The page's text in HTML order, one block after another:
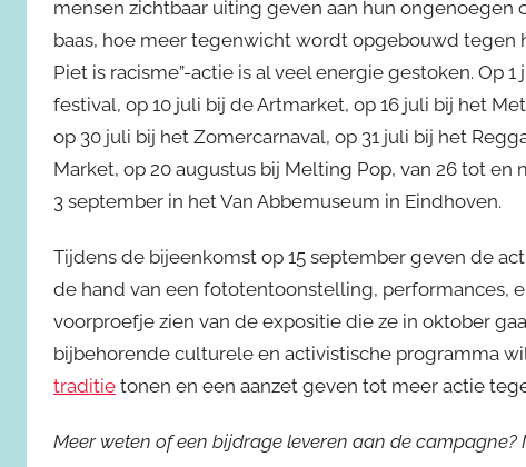
mensen zichtbaar uiting geven aan hun
baas, hoe meer tegenwicht wordt opgebouwd tegen
Piet is racisme”-actie is al veel energie gestoken. Op
festival, op 10 juli bij de Artmarket, op 16 juli bij het
op 30 juli bij het Zomercarnaval, op 31 juli bij het
Market, op 20 augustus bij Melting Pop, van 26 tot
3 september in het Van Abbemuseum in Eindhoven.
Tijdens de bijeenkomst op 15 september geven de
de hand van een fototentoonstelling, performances,
voorproefje zien van de expositie die ze in oktober
bijbehorende culturele en activistische programma
traditie tonen en een aanzet geven tot meer actie
Meer weten of een bijdrage leveren aan de